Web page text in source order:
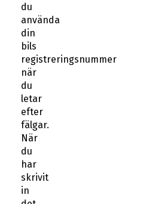
du
använda
din
bils
registreringsnummer
när
du
letar
efter
fälgar.
När
du
har
skrivit
in